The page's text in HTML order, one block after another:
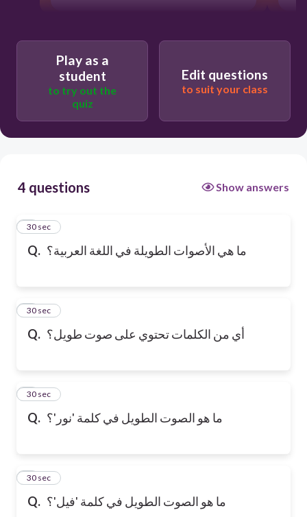
Play as a
student
to try out the
quiz
Edit questions
to suit your class
4 questions Show answers
Q. ما هي الأصوات الطويلة في اللغة العربية؟
1
30 sec
Q. أي من الكلمات تحتوي على صوت طويل؟
2
30 sec
Q. ما هو الصوت الطويل في كلمة 'نور'؟
3
30 sec
Q. ما هو الصوت الطويل في كلمة 'فيل'؟
4
30 sec